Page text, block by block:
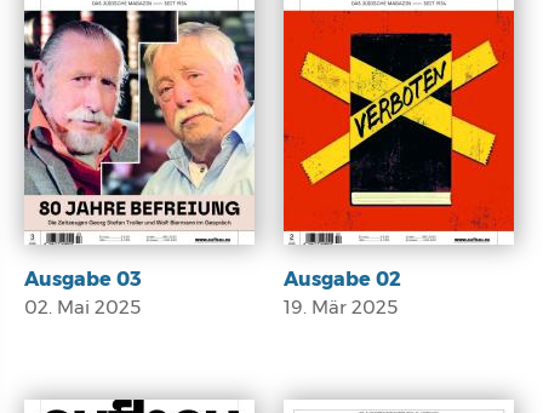
Ausgabe 03
02. Mai 2025
Ausgabe 02
19. Mär 2025